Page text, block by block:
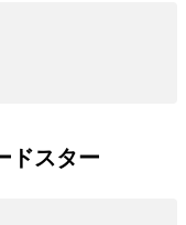
ドスター